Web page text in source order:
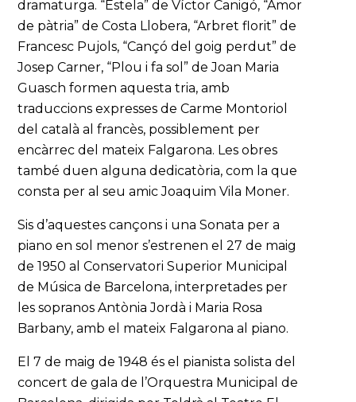
dramaturga. “Estela” de Víctor Canigó, “Amor
de pàtria” de Costa Llobera, “Arbret florit” de
Francesc Pujols, “Cançó del goig perdut” de
Josep Carner, “Plou i fa sol” de Joan Maria
Guasch formen aquesta tria, amb
traduccions expresses de Carme Montoriol
del català al francès, possiblement per
encàrrec del mateix Falgarona. Les obres
també duen alguna dedicatòria, com la que
consta per al seu amic Joaquim Vila Moner.
Sis d’aquestes cançons i una Sonata per a
piano en sol menor s’estrenen el 27 de maig
de 1950 al Conservatori Superior Municipal
de Música de Barcelona, interpretades per
les sopranos Antònia Jordà i Maria Rosa
Barbany, amb el mateix Falgarona al piano.
El 7 de maig de 1948 és el pianista solista del
concert de gala de l’Orquestra Municipal de